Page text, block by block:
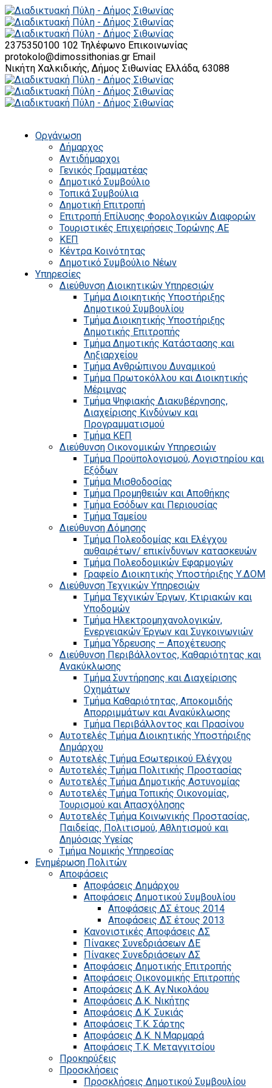
2375350100 102 Τηλέφωνο Επικοινωνίας
protokolo@dimossithonias.gr Email
Νικήτη Χαλκιδικής, Δήμος Σιθωνίας Ελλάδα, 63088
Οργάνωση
Δήμαρχος
Αντιδήμαρχοι
Γενικός Γραμματέας
Δημοτικό Συμβούλιο
Τοπικά Συμβούλια
Δημοτική Επιτροπή
Επιτροπή Επίλυσης Φορολογικών Διαφορών
Τουριστικές Επιχειρήσεις Τορώνης ΑΕ
ΚΕΠ
Κέντρα Κοινότητας
Δημοτικό Συμβούλιο Νέων
Υπηρεσίες
Διεύθυνση Διοικητικών Υπηρεσιών
Τμήμα Διοικητικής Υποστήριξης
Δημοτικού Συμβουλίου
Τμήμα Διοικητικής Υποστήριξης
Δημοτικής Επιτροπής
Τμήμα Δημοτικής Κατάστασης και
Ληξιαρχείου
Τμήμα Ανθρώπινου Δυναμικού
Τμήμα Πρωτοκόλλου και Διοικητικής
Μέριμνας
Τμήμα Ψηφιακής Διακυβέρνησης,
Διαχείρισης Κινδύνων και
Προγραμματισμού
Τμήμα ΚΕΠ
Διεύθυνση Οικονομικών Υπηρεσιών
Τμήμα Προϋπολογισμού, Λογιστηρίου και
Εξόδων
Τμήμα Μισθοδοσίας
Τμήμα Προμηθειών και Αποθήκης
Τμήμα Εσόδων και Περιουσίας
Τμήμα Ταμείου
Διεύθυνση Δόμησης
Τμήμα Πολεοδομίας και Ελέγχου
αυθαιρέτων/ επικίνδυνων κατασκευών
Τμήμα Πολεοδομικών Εφαρμογών
Γραφείο Διοικητικής Υποστήριξης Υ.ΔΟΜ
Διεύθυνση Τεχνικών Υπηρεσιών
Τμήμα Τεχνικών Έργων, Κτιριακών και
Υποδομών
Τμήμα Ηλεκτρομηχανολογικών,
Ενεργειακών Έργων και Συγκοινωνιών
Τμήμα Ύδρευσης – Αποχέτευσης
Διεύθυνση Περιβάλλοντος, Καθαριότητας και
Ανακύκλωσης
Τμήμα Συντήρησης και Διαχείρισης
Οχημάτων
Τμήμα Καθαριότητας, Αποκομιδής
Απορριμμάτων και Ανακύκλωσης
Τμήμα Περιβάλλοντος και Πρασίνου
Αυτοτελές Τμήμα Διοικητικής Υποστήριξης
Δημάρχου
Αυτοτελές Τμήμα Εσωτερικού Ελέγχου
Αυτοτελές Τμήμα Πολιτικής Προστασίας
Αυτοτελές Τμήμα Δημοτικής Αστυνομίας
Αυτοτελές Τμήμα Τοπικής Οικονομίας,
Τουρισμού και Απασχόλησης
Αυτοτελές Τμήμα Κοινωνικής Προστασίας,
Παιδείας, Πολιτισμού, Αθλητισμού και
Δημόσιας Υγείας
Τμήμα Νομικής Υπηρεσίας
Ενημέρωση Πολιτών
Αποφάσεις
Αποφάσεις Δημάρχου
Αποφάσεις Δημοτικού Συμβουλίου
Αποφάσεις ΔΣ έτους 2014
Αποφάσεις ΔΣ έτους 2013
Κανονιστικές Αποφάσεις ΔΣ
Πίνακες Συνεδριάσεων ΔΕ
Πίνακες Συνεδριάσεων ΔΣ
Αποφάσεις Δημοτικής Επιτροπής
Αποφάσεις Οικονομικής Επιτροπής
Αποφάσεις Δ.Κ. Αγ.Νικολάου
Αποφάσεις Δ.Κ. Νικήτης
Αποφάσεις Δ.Κ. Συκιάς
Αποφάσεις Τ.Κ. Σάρτης
Αποφάσεις Δ.Κ. Ν.Μαρμαρά
Αποφάσεις Τ.Κ. Μεταγγιτσίου
Προκηρύξεις
Προσκλήσεις
Προσκλήσεις Δημοτικού Συμβουλίου